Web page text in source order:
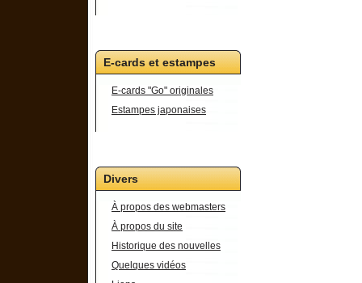
E-cards et estampes
E-cards "Go" originales
Estampes japonaises
Divers
À propos des webmasters
À propos du site
Historique des nouvelles
Quelques vidéos